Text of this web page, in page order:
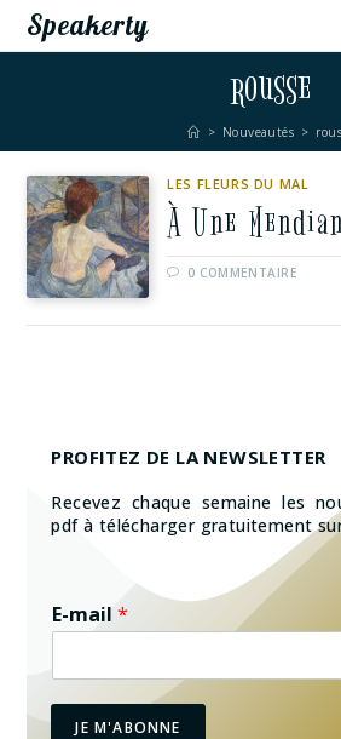
Speakerty
rousse
> Nouveautés >
LES FLEURS DU MAL
À Une
0 COMMENTAIRE
PROFITEZ DE LA NEWSLETTER
Recevez chaque semaine les
pdf à télécharger gratuitement
E-mail*
JE M'ABONNE